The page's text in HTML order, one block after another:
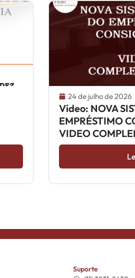
24 de julho de 2026
Vídeo: NOVA
EMPRÉSTIMO
VIDEO
Suporte